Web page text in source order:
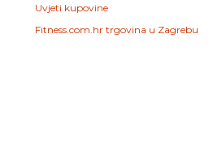
Uvjeti kupovine
Fitness.com.hr trgovina u Zagrebu